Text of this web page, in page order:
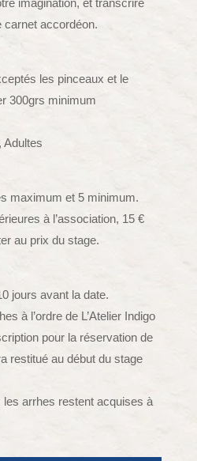
imagination, et transcrire
carnet accordéon.
les pinceaux et le
300grs minimum
Adultes
maximum et 5 minimum.
à l’association, 15 €
au prix du stage.
jours avant la date.
à l’ordre de L’Atelier Indigo
pour la réservation de
restitué au début du stage
arrhes restent acquises à